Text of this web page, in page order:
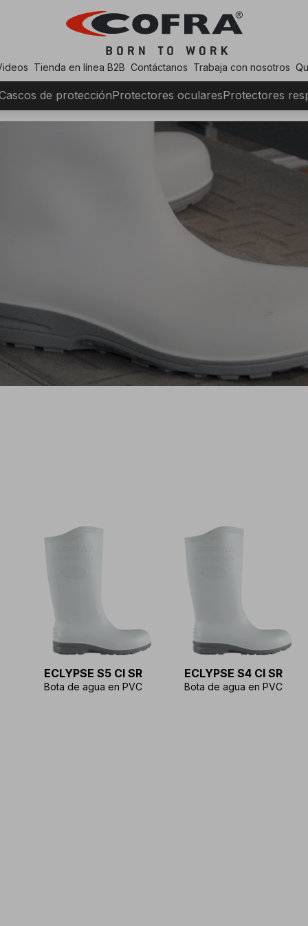
Tienda en línea B2B Contáctanos Trabaja con nosotros
de protecciónProtectores ocularesProtectores
ECLYPSE S5 CI SR
Bota de agua en PVC
ECLYPSE S4 CI SR
Bota de agua en PVC